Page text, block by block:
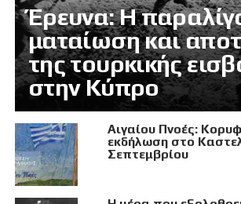
Έρευνα: Η
ματαίωση και
της τουρκικής
στην Κύπρο
Αιγαίου Πνοές:
εκδήλωση στο
Σεπτεμβρίου